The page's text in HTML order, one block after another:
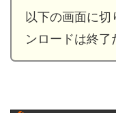
以下の画面に切
ンロードは終了